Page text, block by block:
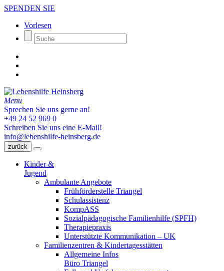
SPENDEN SIE
Vorlesen
Menu
Sprechen Sie uns gerne an!
+49 24 52 969 0
Schreiben Sie uns eine E-Mail!
info@lebenshilfe-heinsberg.de
zurück
Kinder &
Jugend
Ambulante Angebote
Frühförderstelle Triangel
Schulassistenz
KompASS
Sozialpädagogische Familienhilfe (SPFH)
Therapiepraxis
Unterstützte Kommunikation – UK
Familienzentren & Kindertagesstätten
Allgemeine Infos
Büro Triangel